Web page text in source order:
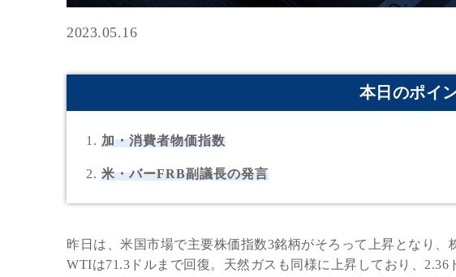
2023.05.16
本日のポイ
加・消費者物価指数
米・バーFRB副議長の発言
昨日は、米国市場で主要株価指数3銘柄がそろって上昇となり
WTIは71.3ドルまで回復。天然ガスも同様に上昇しており、